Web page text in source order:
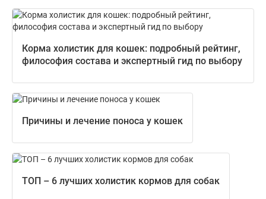
Корма холистик для кошек: подробный рейтинг,
философия состава и экспертный гид по выбору
Причины и лечение поноса у кошек
ТОП – 6 лучших холистик кормов для собак